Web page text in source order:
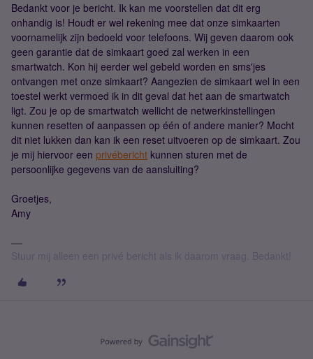
Bedankt voor je bericht. Ik kan me voorstellen dat dit erg
onhandig is! Houdt er wel rekening mee dat onze simkaarten
voornamelijk zijn bedoeld voor telefoons. Wij geven daarom ook
geen garantie dat de simkaart goed zal werken in een
smartwatch. Kon hij eerder wel gebeld worden en sms'jes
ontvangen met onze simkaart? Aangezien de simkaart wel in een
toestel werkt vermoed ik in dit geval dat het aan de smartwatch
ligt. Zou je op de smartwatch wellicht de netwerkinstellingen
kunnen resetten of aanpassen op één of andere manier? Mocht
dit niet lukken dan kan ik een reset uitvoeren op de simkaart. Zou
je mij hiervoor een privébericht kunnen sturen met de
persoonlijke gegevens van de aansluiting?
Groetjes,
Amy
Stuur mij alleen een privé bericht als ik daarom vraag. Bedankt!